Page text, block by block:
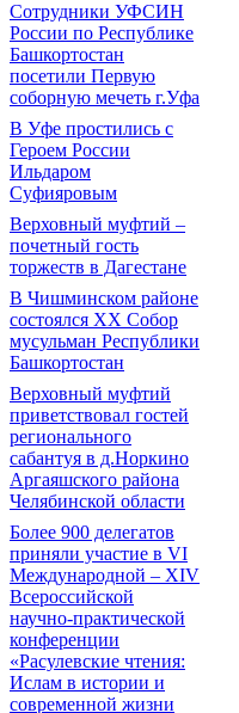
Сотрудники УФСИН
России по Республике
Башкортостан
посетили Первую
соборную мечеть г.Уфа
В Уфе простились с
Героем России
Ильдаром
Суфияровым
Верховный муфтий –
почетный гость
торжеств в Дагестане
В Чишминском районе
состоялся XX Собор
мусульман Республики
Башкортостан
Верховный муфтий
приветствовал гостей
регионального
сабантуя в д.Норкино
Аргаяшского района
Челябинской области
Более 900 делегатов
приняли участие в VI
Международной – ХIV
Всероссийской
научно-практической
конференции
«Расулевские чтения:
Ислам в истории и
современной жизни